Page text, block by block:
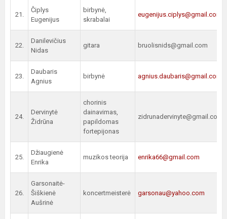
21.
Čiplys
Eugenijus
birbynė,
skrabalai
eugenijus.ciplys@gmail.com
22.
Danilevičius
Nidas
gitara bruolisnids@gmail.com
23.
Daubaris
Agnius
birbynė agnius.daubaris@gmail.com
24.
Dervinytė
Židrūna
chorinis
dainavimas,
papildomas
fortepijonas
zidrunadervinyte@gmail.com
25.
Džiaugienė
Enrika
muzikos teorija enrika66@gmail.com
26.
Garsonaitė-
Šiškienė
Aušrinė
koncertmeisterė garsonau@yahoo.com